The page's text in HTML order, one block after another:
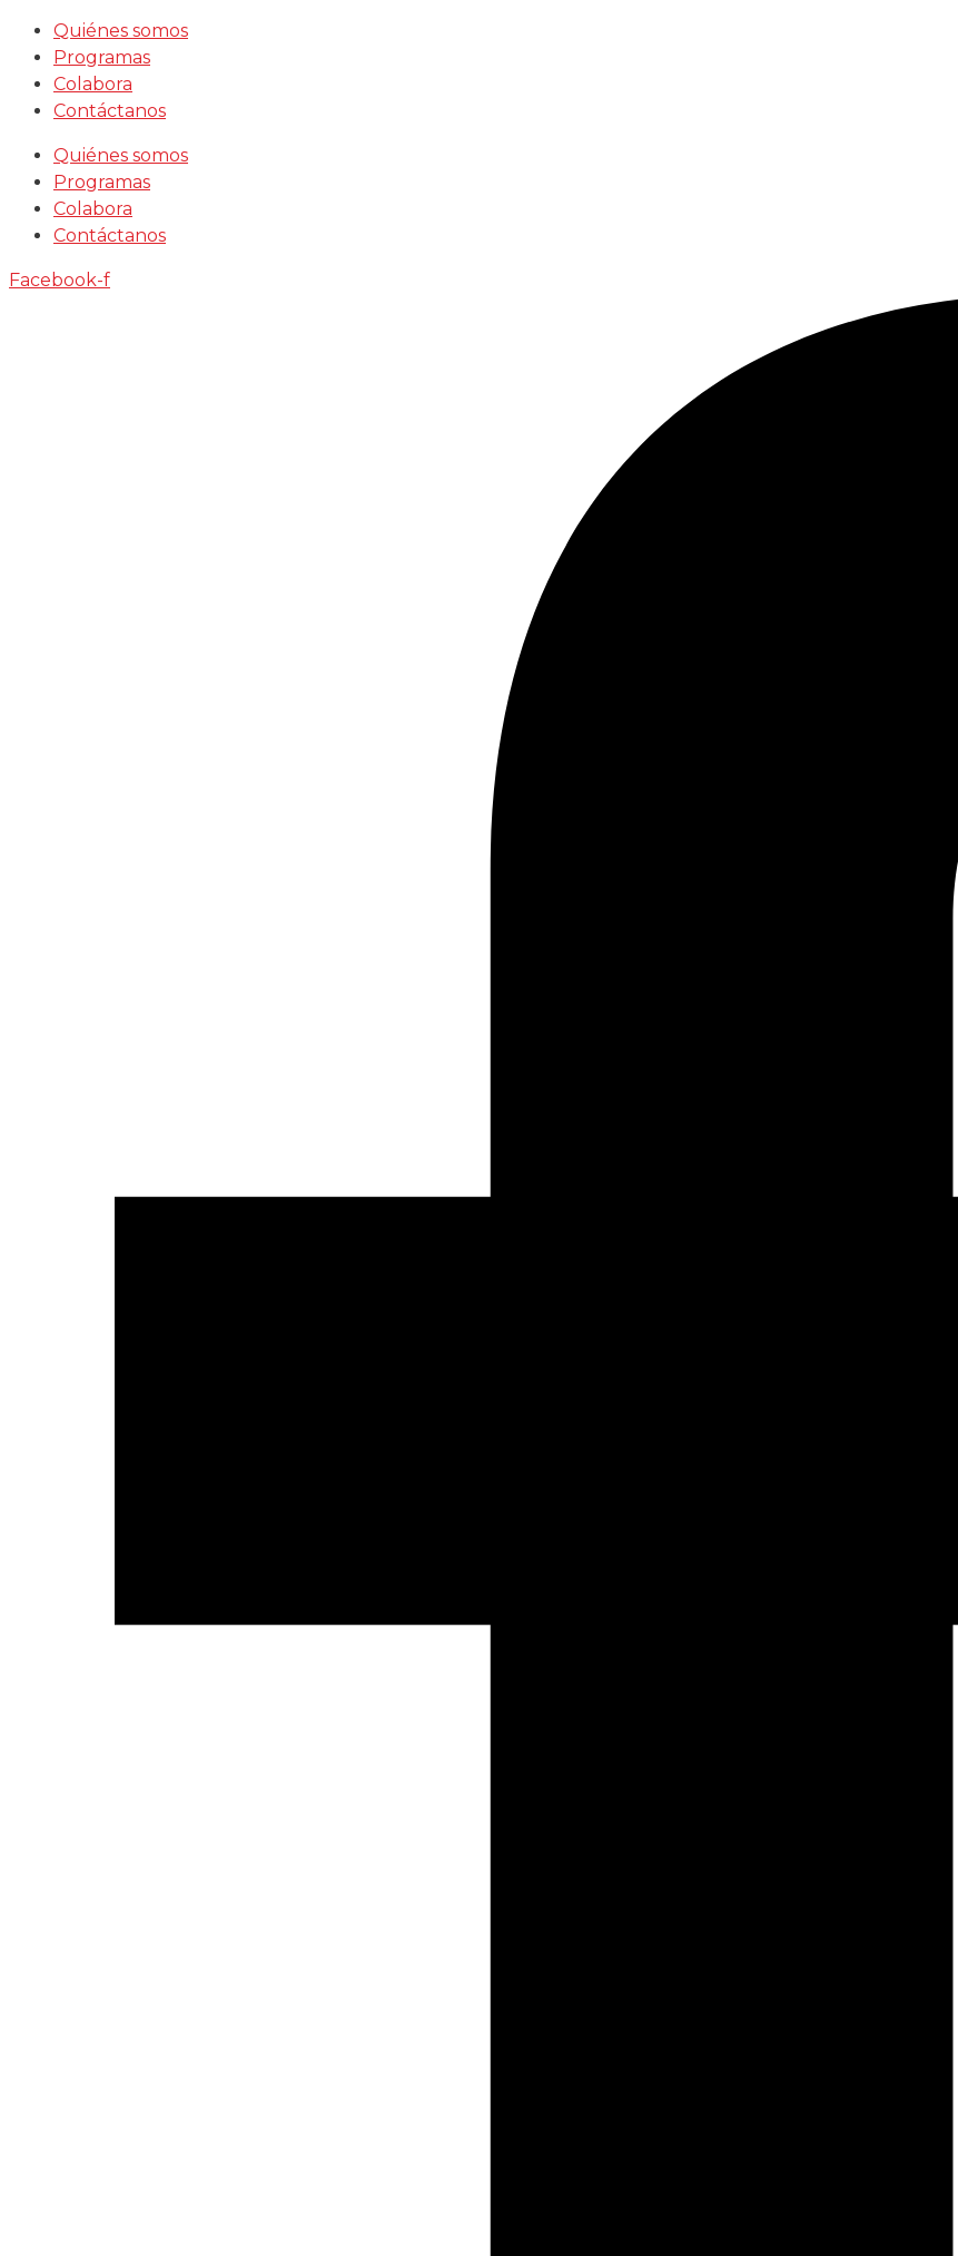
Saltar
contenido
Quiénes somos
Programas
Colabora
Contáctanos
Quiénes somos
Programas
Colabora
Contáctanos
Facebook-f